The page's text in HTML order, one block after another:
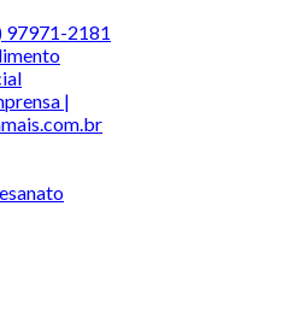
97971-2181
|